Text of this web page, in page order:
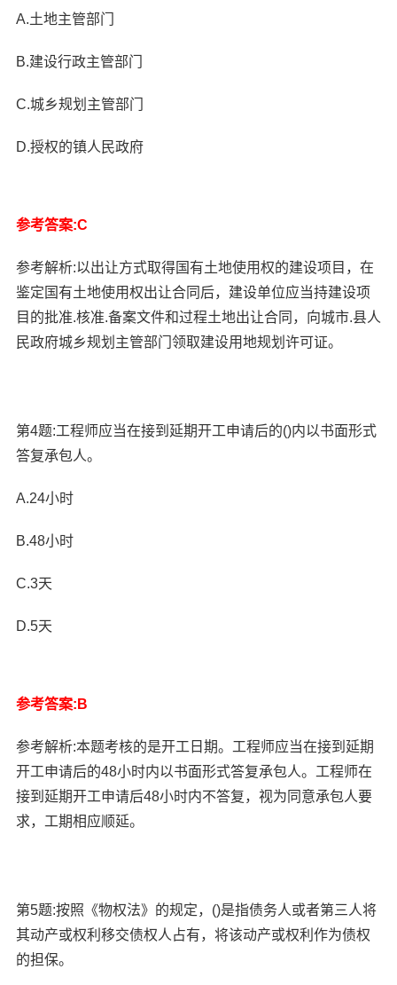
A.土地主管部门
B.建设行政主管部门
C.城乡规划主管部门
D.授权的镇人民政府
参考答案:C
参考解析:以出让方式取得国有土地使用权的建设项目，在
鉴定国有土地使用权出让合同后，建设单位应当持建设项
目的批准.核准.备案文件和过程土地出让合同，向城市.县人
民政府城乡规划主管部门领取建设用地规划许可证。
第4题:工程师应当在接到延期开工申请后的()内以书面形式
答复承包人。
A.24小时
B.48小时
C.3天
D.5天
参考答案:B
参考解析:本题考核的是开工日期。工程师应当在接到延期
开工申请后的48小时内以书面形式答复承包人。工程师在
接到延期开工申请后48小时内不答复，视为同意承包人要
求，工期相应顺延。
第5题:按照《物权法》的规定，()是指债务人或者第三人将
其动产或权利移交债权人占有，将该动产或权利作为债权
的担保。